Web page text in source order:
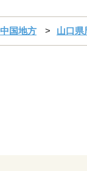
中国地方 山口県